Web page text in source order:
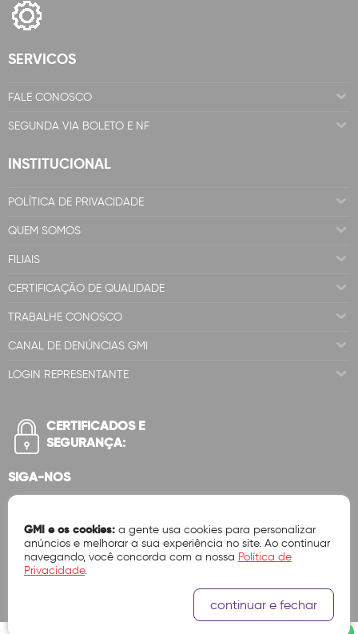
SERVICOS
FALE CONOSCO
SEGUNDA VIA BOLETO E NF
INSTITUCIONAL
POLÍTICA DE PRIVACIDADE
QUEM SOMOS
FILIAIS
CERTIFICAÇÃO DE QUALIDADE
TRABALHE CONOSCO
CANAL DE DENÚNCIAS GMI
LOGIN REPRESENTANTE
CERTIFICADOS E
SEGURANÇA:
SIGA-NOS
GMI e os cookies: a gente usa cookies para personalizar
anúncios e melhorar a sua experiência no site. Ao continuar
navegando, você concorda com a nossa Política de
Privacidade.
continuar e fechar